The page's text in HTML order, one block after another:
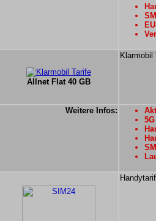
Allnet Flat 40 GB
Weitere Infos: